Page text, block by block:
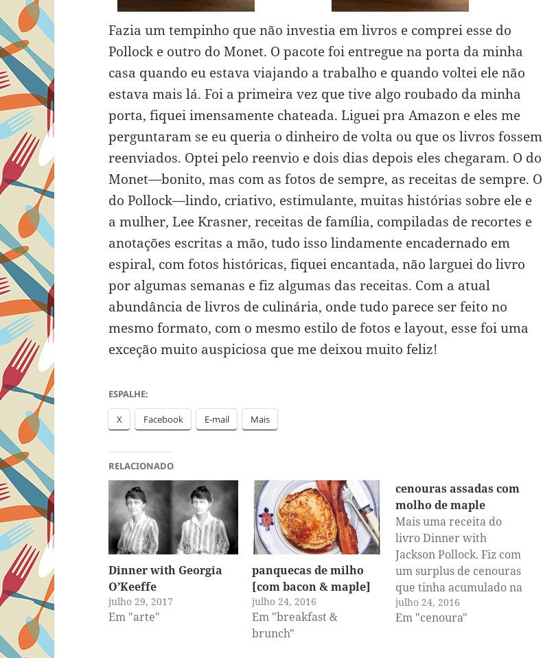
Fazia um tempinho que não investia em livros e comprei esse do
Pollock e outro do Monet. O pacote foi entregue na porta da minha
casa quando eu estava viajando a trabalho e quando voltei ele não
estava mais lá. Foi a primeira vez que tive algo roubado da minha
porta, fiquei imensamente chateada. Liguei pra Amazon e eles me
perguntaram se eu queria o dinheiro de volta ou que os livros fossem
reenviados. Optei pelo reenvio e dois dias depois eles chegaram. O do
Monet—bonito, mas com as fotos de sempre, as receitas de sempre. O
do Pollock—lindo, criativo, estimulante, muitas histórias sobre ele e
a mulher, Lee Krasner, receitas de família, compiladas de recortes e
anotações escritas a mão, tudo isso lindamente encadernado em
espiral, com fotos históricas, fiquei encantada, não larguei do livro
por algumas semanas e fiz algumas das receitas. Com a atual
abundância de livros de culinária, onde tudo parece ser feito no
mesmo formato, com o mesmo estilo de fotos e layout, esse foi uma
exceção muito auspiciosa que me deixou muito feliz!
ESPALHE:
X Facebook E-mail Mais
RELACIONADO
Dinner with Georgia
O’Keeffe
julho 29, 2017
Em "arte"
panquecas de milho
[com bacon & maple]
julho 24, 2016
Em "breakfast &
brunch"
cenouras assadas com
molho de maple
Mais uma receita do
livro Dinner with
Jackson Pollock. Fiz com
um surplus de cenouras
que tinha acumulado na
geladeira. Pré-aqueça o
forno em 400ºF/ 205ºC,
julho 24, 2016
Em "cenoura"